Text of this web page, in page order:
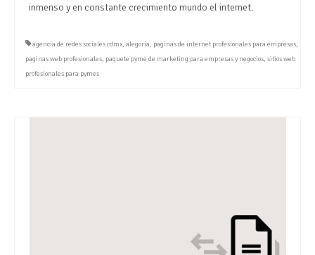
inmenso y en constante crecimiento mundo el internet.
agencia de redes sociales cdmx, alegoria, paginas de internet profesionales para empresas,
paginas web profesionales, paquete pyme de marketing para empresas y negocios, sitios web
profesionales para pymes